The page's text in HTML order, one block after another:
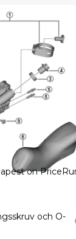
och O-